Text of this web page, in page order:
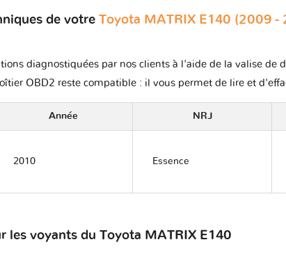
de votre Toyota MATRIX E140 (2009 -
diagnostiquées par nos clients à l'aide de la valise de
OBD2 reste compatible : il vous permet de lire et
Année NRJ
2010 Essence
les voyants du Toyota MATRIX E140